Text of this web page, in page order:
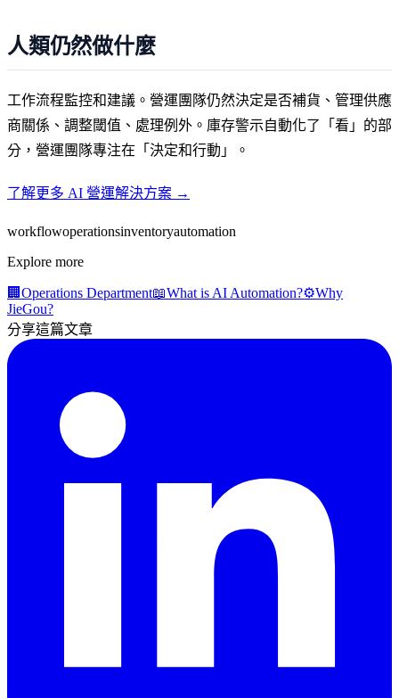
人類仍然做什麼
工作流程監控和建議。營運團隊仍然決定是否補貨、管理供應
商關係、調整閾值、處理例外。庫存警示自動化了「看」的部
分，營運團隊專注在「決定和行動」。
了解更多 AI 營運解決方案 →
workflowoperationsinventoryautomation
Explore more
🏢 Operations Department📖What is AI Automation?⚙️Why
JieGou?
分享這篇文章